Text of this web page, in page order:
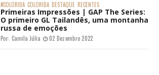
#COLORIDA COLORIDA DESTAQUE RECENTES
Primeiras Impressões | GAP The Series:
O primeiro GL Tailandês, uma montanha
russa de emoções
Por: Camila Júlia 02 Dezembro 2022